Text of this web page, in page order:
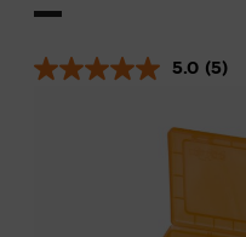
5.0 (5)